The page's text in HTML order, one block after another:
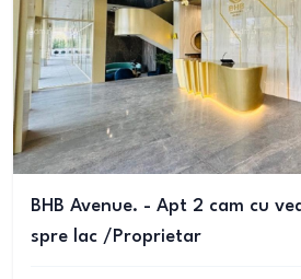
BHB Avenue. - Apt 2 cam cu
spre lac /Proprietar